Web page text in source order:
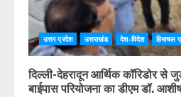
उत्तर प्रदेश उत्तराखंड देश-विदेश हिमाचल
दिल्ली-देहरादून आर्थिक कॉरिडोर से
बाईपास परियोजना का डीएम डॉ.